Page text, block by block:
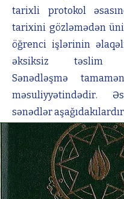
tarixli protokol
tarixini gözləmədən
öğrenci işlərinin
əksiksiz təslim
Sənədləşmə
məsuliyyətindədir.
sənədlər aşağıdakılardır